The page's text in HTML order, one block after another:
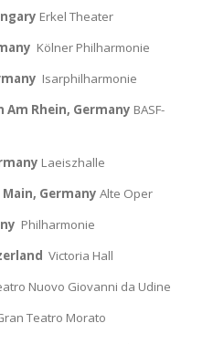
Erkel Theater
Kölner Philharmonie
Isarphilharmonie
Rhein, Germany BASF-
Laeiszhalle
Germany Alte Oper
Philharmonie
Victoria Hall
Nuovo Giovanni da Udine
Teatro Morato